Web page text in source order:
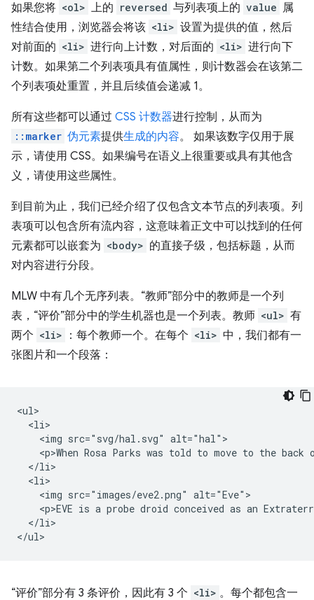
如果您将 <ol> 上的 reversed 与列表项上的 value 属
性结合使用，浏览器会将该 <li> 设置为提供的值，然后
对前面的 <li> 进行向上计数，对后面的 <li> 进行向下
计数。如果第二个列表项具有值属性，则计数器会在该第二
个列表项处重置，并且后续值会递减 1。
所有这些都可以通过 CSS 计数器进行控制，从而为
::marker 伪元素提供生成的内容。 如果该数字仅用于展
示，请使用 CSS。如果编号在语义上很重要或具有其他含
义，请使用这些属性。
到目前为止，我们已经介绍了仅包含文本节点的列表项。列
表项可以包含所有流内容，这意味着正文中可以找到的任何
元素都可以嵌套为 <body> 的直接子级，包括标题，从而
对内容进行分段。
MLW 中有几个无序列表。“教师”部分中的教师是一个列
表，“评价”部分中的学生机器也是一个列表。教师 <ul> 有
两个 <li> ：每个教师一个。在每个 <li> 中，我们都有一
张图片和一个段落：
<ul>
  <li>
    <img src="svg/hal.svg" alt="hal">
<p>When Rosa Parks was told to move to the back
  </li>
  <li>
    <img src="images/eve2.png" alt="Eve">
<p>EVE is a probe droid conceived as an
  </li>
“评价”部分有 3 条评价，因此有 3 个 <li> 。每个都包含一